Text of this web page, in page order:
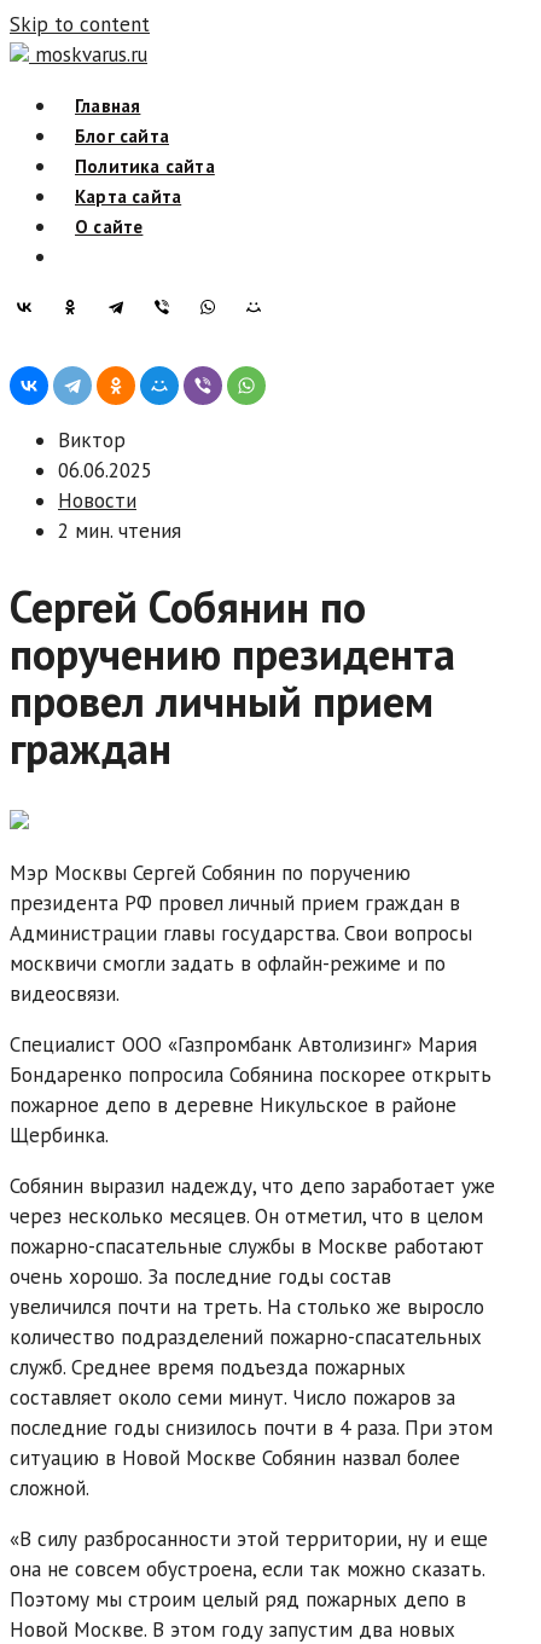
Skip to content
moskvarus.ru
Главная
Блог сайта
Политика сайта
Карта сайта
О сайте
Виктор
06.06.2025
Новости
2 мин. чтения
Сергей Собянин по
поручению президента
провел личный прием
граждан
Мэр Москвы Сергей Собянин по поручению
президента РФ провел личный прием граждан в
Администрации главы государства. Свои вопросы
москвичи смогли задать в офлайн-режиме и по
видеосвязи.
Специалист ООО «Газпромбанк Автолизинг» Мария
Бондаренко попросила Собянина поскорее открыть
пожарное депо в деревне Никульское в районе
Щербинка.
Собянин выразил надежду, что депо заработает уже
через несколько месяцев. Он отметил, что в целом
пожарно-спасательные службы в Москве работают
очень хорошо. За последние годы состав
увеличился почти на треть. На столько же выросло
количество подразделений пожарно-спасательных
служб. Среднее время подъезда пожарных
составляет около семи минут. Число пожаров за
последние годы снизилось почти в 4 раза. При этом
ситуацию в Новой Москве Собянин назвал более
сложной.
«В силу разбросанности этой территории, ну и еще
она не совсем обустроена, если так можно сказать.
Поэтому мы строим целый ряд пожарных депо в
Новой Москве. В этом году запустим два новых